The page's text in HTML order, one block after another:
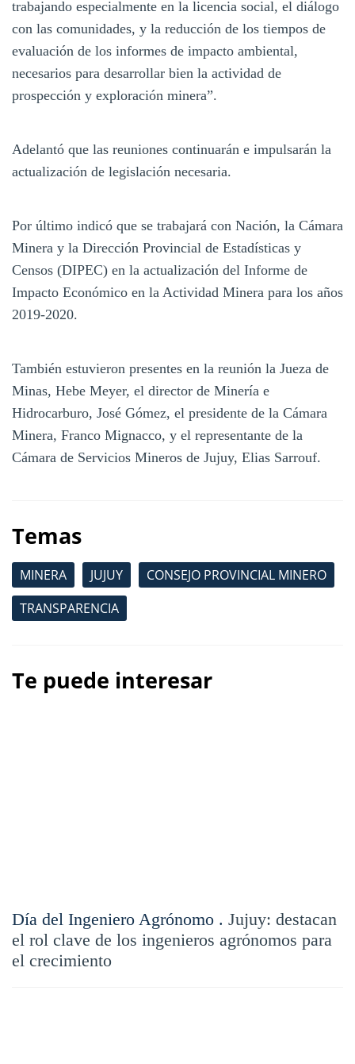
trabajando especialmente en la licencia social, el diálogo
con las comunidades, y la reducción de los tiempos de
evaluación de los informes de impacto ambiental,
necesarios para desarrollar bien la actividad de
prospección y exploración minera”.
Adelantó que las reuniones continuarán e impulsarán la
actualización de legislación necesaria.
Por último indicó que se trabajará con Nación, la Cámara
Minera y la Dirección Provincial de Estadísticas y
Censos (DIPEC) en la actualización del Informe de
Impacto Económico en la Actividad Minera para los años
2019-2020.
También estuvieron presentes en la reunión la Jueza de
Minas, Hebe Meyer, el director de Minería e
Hidrocarburo, José Gómez, el presidente de la Cámara
Minera, Franco Mignacco, y el representante de la
Cámara de Servicios Mineros de Jujuy, Elias Sarrouf.
Temas
MINERA JUJUY
CONSEJO PROVINCIAL MINERO
TRANSPARENCIA
Te puede interesar
Día del Ingeniero Agrónomo . Jujuy: destacan
el rol clave de los ingenieros agrónomos para
el crecimiento